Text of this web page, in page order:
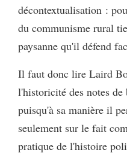
décontextualisation :
du communisme rural
paysanne qu'il défend
Il faut donc lire Laird
l'historicité des notes
puisqu'à sa manière il
seulement sur le fait
pratique de l'histoire